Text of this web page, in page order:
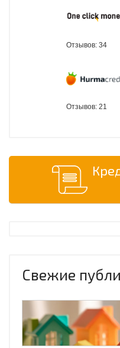
Отзывов: 34
Отзывов: 21
Свежие